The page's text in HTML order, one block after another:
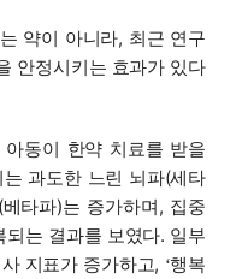
약이 아니라, 최근 연구
안정시키는 효과가 있다
동이 한약 치료를 받을
과도한 느린 뇌파(세타
타파)는 증가하며, 집중
는 결과를 보였다. 일부
지표가 증가하고, ‘행복